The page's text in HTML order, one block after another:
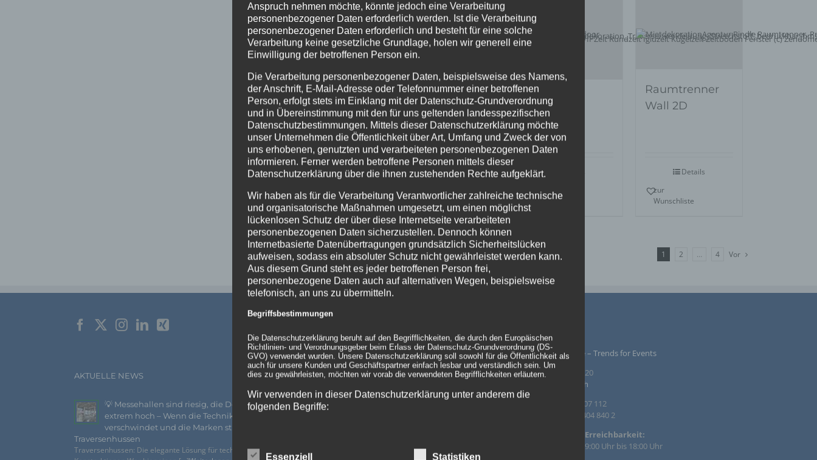
Zelthimmel
SKY
Details
zur
Wunschliste
Traversenhussen
easy TRUSS
COVER
Details
zur
Wunschliste
Igluzelt
Zendome
zur
Wunschliste
Raumtrenner
Wall 2D
Details
zur
Wunschliste
1 2 … 4 Vor
AKTUELLE NEWS
💡 Messehallen sind riesig, die Decken
extrem hoch – Wenn die Technik
verschwindet und die Marken strahlen –
Traversenhussen
Traversenhussen: Die elegante Lösung für technische
Agentur Rindle – Trends for Events
Prinzendamm 20
25436 Tornesch
Tel. +49 4122 407 112
Fax. +49 4122 404 840 2
Telefonische Erreichbarkeit:
Mo. – Fr. von 09:00 Uhr bis 18:00 Uhr
Anspruch nehmen möchte, könnte jedoch eine Verarbeitung
personenbezogener Daten erforderlich werden. Ist die Verarbeitung
personenbezogener Daten erforderlich und besteht für eine solche
Verarbeitung keine gesetzliche Grundlage, holen wir generell eine
Einwilligung der betroffenen Person ein.
Die Verarbeitung personenbezogener Daten, beispielsweise des Namens,
der Anschrift, E-Mail-Adresse oder Telefonnummer einer betroffenen
Person, erfolgt stets im Einklang mit der Datenschutz-Grundverordnung
und in Übereinstimmung mit den für uns geltenden landesspezifischen
Datenschutzbestimmungen. Mittels dieser Datenschutzerklärung möchte
unser Unternehmen die Öffentlichkeit über Art, Umfang und Zweck der von
uns erhobenen, genutzten und verarbeiteten personenbezogenen Daten
informieren. Ferner werden betroffene Personen mittels dieser
Datenschutzerklärung über die ihnen zustehenden Rechte aufgeklärt.
Wir haben als für die Verarbeitung Verantwortlicher zahlreiche technische
und organisatorische Maßnahmen umgesetzt, um einen möglichst
lückenlosen Schutz der über diese Internetseite verarbeiteten
personenbezogenen Daten sicherzustellen. Dennoch können
Internetbasierte Datenübertragungen grundsätzlich Sicherheitslücken
aufweisen, sodass ein absoluter Schutz nicht gewährleistet werden kann.
Aus diesem Grund steht es jeder betroffenen Person frei,
personenbezogene Daten auch auf alternativen Wegen, beispielsweise
telefonisch, an uns zu übermitteln.
Begriffsbestimmungen
Die Datenschutzerklärung beruht auf den Begrifflichkeiten, die durch den Europäischen
Richtlinien- und Verordnungsgeber beim Erlass der Datenschutz-Grundverordnung (DS-
GVO) verwendet wurden. Unsere Datenschutzerklärung soll sowohl für die Öffentlichkeit als
auch für unsere Kunden und Geschäftspartner einfach lesbar und verständlich sein. Um
dies zu gewährleisten, möchten wir vorab die verwendeten Begrifflichkeiten erläutern.
Wir verwenden in dieser Datenschutzerklärung unter anderem die
folgenden Begriffe:
a) personenbezogene Daten
Essenziell Statistiken